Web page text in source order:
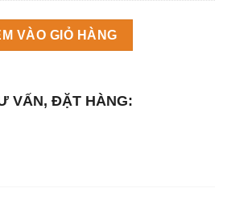
NW458AS số lượng
VÀO GIỎ HÀNG
VẤN, ĐẶT HÀNG: